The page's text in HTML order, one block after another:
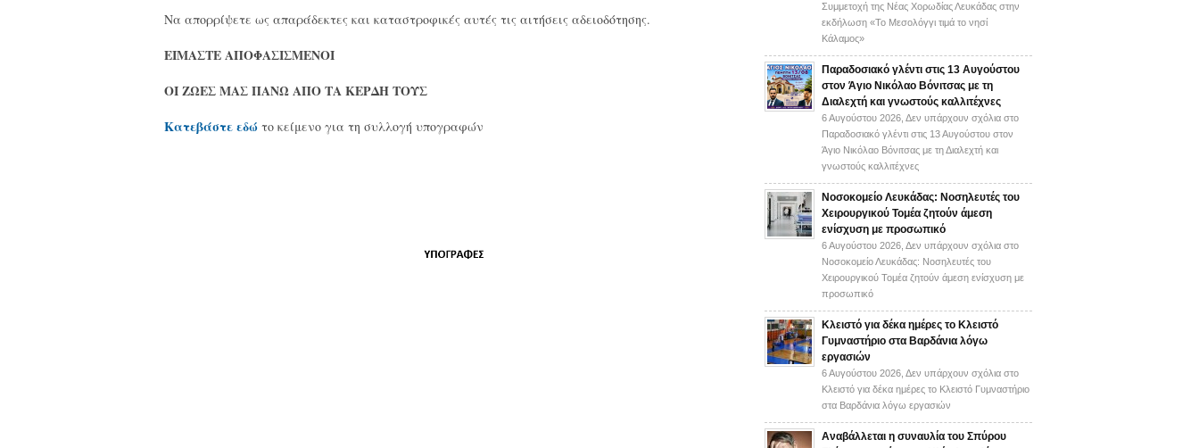
Να απορρίψετε ως απαράδεκτες και καταστροφικές αυτές τις αιτήσεις αδειοδότησης.
ΕΙΜΑΣΤΕ ΑΠΟΦΑΣΙΣΜΕΝΟΙ
ΟΙ ΖΩΕΣ ΜΑΣ ΠΑΝΩ ΑΠΟ ΤΑ ΚΕΡΔΗ ΤΟΥΣ
Κατεβάστε εδώ το κείμενο για τη συλλογή υπογραφών
Συμμετοχή της Νέας Χορωδίας Λευκάδας στην
εκδήλωση «Το Μεσολόγγι τιμά το νησί
Κάλαμος»
Παραδοσιακό γλέντι στις 13 Αυγούστου
στον Άγιο Νικόλαο Βόνιτσας με τη
Διαλεχτή και γνωστούς καλλιτέχνες
6 Αυγούστου 2026, Δεν υπάρχουν σχόλια στο
Παραδοσιακό γλέντι στις 13 Αυγούστου στον
Άγιο Νικόλαο Βόνιτσας με τη Διαλεχτή και
γνωστούς καλλιτέχνες
Νοσοκομείο Λευκάδας: Νοσηλευτές του
Χειρουργικού Τομέα ζητούν άμεση
ενίσχυση με προσωπικό
6 Αυγούστου 2026, Δεν υπάρχουν σχόλια στο
Νοσοκομείο Λευκάδας: Νοσηλευτές του
Χειρουργικού Τομέα ζητούν άμεση ενίσχυση με
προσωπικό
Κλειστό για δέκα ημέρες το Κλειστό
Γυμναστήριο στα Βαρδάνια λόγω
εργασιών
6 Αυγούστου 2026, Δεν υπάρχουν σχόλια στο
Κλειστό για δέκα ημέρες το Κλειστό Γυμναστήριο
στα Βαρδάνια λόγω εργασιών
Αναβάλλεται η συναυλία του Σπύρου